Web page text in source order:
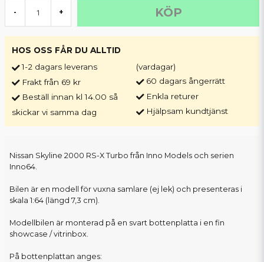
- + KÖP
HOS OSS FÅR DU ALLTID
1-2 dagars leverans
Frakt från 69 kr
Beställ innan kl 14.00 så
skickar vi samma dag
(vardagar)
60 dagars ångerrätt
Enkla returer
Hjälpsam kundtjänst
Nissan Skyline 2000 RS-X Turbo från Inno Models och serien
Inno64.
Bilen är en modell för vuxna samlare (ej lek) och presenteras i
skala 1:64 (längd 7,3 cm).
Modellbilen är monterad på en svart bottenplatta i en fin
showcase / vitrinbox.
På bottenplattan anges: